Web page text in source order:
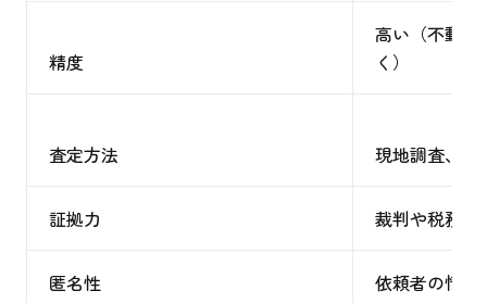
精度
高い（不動産
く）
査定方法 現地調査、詳
証拠力 裁判や税務で
匿名性 依頼者の情報